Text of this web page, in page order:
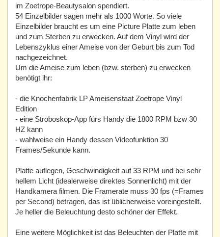
im Zoetrope-Beautysalon spendiert.
54 Einzelbilder sagen mehr als 1000 Worte. So viele
Einzelbilder braucht es um eine Picture Platte zum leben
und zum Sterben zu erwecken. Auf dem Vinyl wird der
Lebenszyklus einer Ameise von der Geburt bis zum Tod
nachgezeichnet.
Um die Ameise zum leben (bzw. sterben) zu erwecken
benötigt ihr:
⁃ die Knochenfabrik LP Ameisenstaat Zoetrope Vinyl
Edition
⁃ eine Stroboskop-App fürs Handy die 1800 RPM bzw 30
HZ kann
⁃ wahlweise ein Handy dessen Videofunktion 30
Frames/Sekunde kann.
Platte auflegen, Geschwindigkeit auf 33 RPM und bei sehr
hellem Licht (idealerweise direktes Sonnenlicht) mit der
Handkamera filmen. Die Framerate muss 30 fps (=Frames
per Second) betragen, das ist üblicherweise voreingestellt.
Je heller die Beleuchtung desto schöner der Effekt.
Eine weitere Möglichkeit ist das Beleuchten der Platte mit